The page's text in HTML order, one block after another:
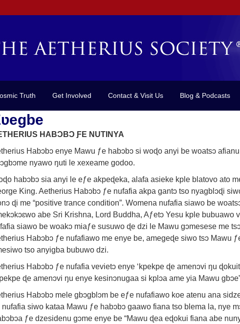
Truth Get Involved Contact & Visit Us Blog & Podcasts
HABƆBƆ ƑE NUTINYA
Habɔbɔ enye Mawu ƒe habɔbɔ si woɖo anyi be woatsɔ
nyawo ŋuti le xexeame godoo.
habɔbɔ sia anyi le eƒe akpeɖeka, alafa asieke kple blatovo ato
King. Aetherius Habɔbɔ ƒe nufafia akpa gantɔ tso nyagblɔɖi
ɖi me “positive trance condition”. Womena nufafia siawo be
abe Sri Krishna, Lord Buddha, Aƒetɔ Yesu kple bubuawo
siawo be woakɔ miaƒe susuwo ɖe dzi le Mawu gɔmesese me
Habɔbɔ ƒe nufafiawo me enye be, amegeɖe siwo tsɔ Mawu
tso anyigba bubuwo dzi.
Habɔbɔ ƒe nufafia vevietɔ enye ‘kpekpe ɖe amenɔvi ŋu
ɖe amenɔvi ŋu enye kesinɔnugaa si kplɔa ame yia Mawu
Habɔbɔ mele gbɔgblɔm be eƒe nufafiawo koe atenu ana
nufafia siwo kataa Mawu ƒe habɔbɔ gaawo fiana tso blema la, nye
ƒe dzesidenu gɔme enye be “Mawu ɖea eɖokui fiana abe